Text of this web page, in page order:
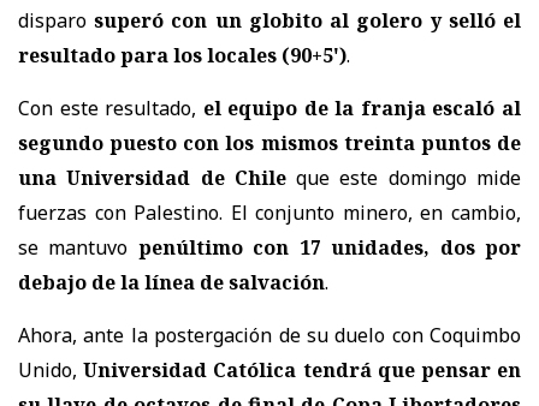
disparosuperó con un globito al golero y selló el
resultado para los locales (90+5').
Con este resultado, el equipo de la franja escaló al
segundo puesto con los mismos treinta puntos de
una Universidad de Chileque este domingo mide
fuerzas con Palestino. El conjunto minero, en cambio,
se mantuvo penúltimo con 17 unidades, dos por
debajo de la línea de salvación.
Ahora, ante la postergación de su duelo con Coquimbo
Unido,Universidad Católica tendrá que pensar en